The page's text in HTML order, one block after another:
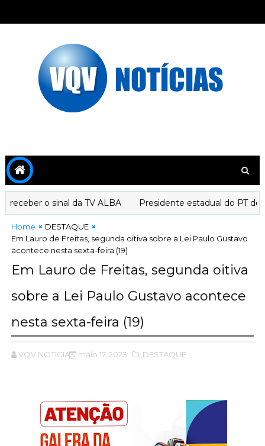
o sinal da TV ALBA Presidente estadual do PT
Home
DESTAQUE
Em Lauro de Freitas, segunda oitiva sobre a Lei Paulo Gustavo
acontece nesta sexta-feira (19)
Em Lauro de Freitas, segunda oitiva
sobre a Lei Paulo Gustavo acontece
nesta sexta-feira (19)
VQV NOTICIAS maio 17, 2023 ,DESTAQUE